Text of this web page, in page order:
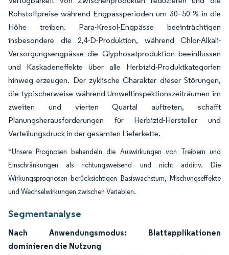
Rohstoffpreise während Engpassperioden um 30–50 % in die
Höhe treiben. Para-Kresol-Engpässe beeinträchtigen
insbesondere die 2,4-D-Produktion, während Chlor-Alkali-
Versorgungsengpässe die Glyphosatproduktion beeinflussen
und Kaskadeneffekte über alle Herbizid-Produktkategorien
hinweg erzeugen. Der zyklische Charakter dieser Störungen,
die typischerweise während Umweltinspektionszeiträumen im
zweiten und vierten Quartal auftreten, schafft
Planungsherausforderungen für Herbizid-Hersteller und
Verteilungsdruck in der gesamten Lieferkette.
*Unsere Prognosen behandeln die Auswirkungen von Treibern und
Einschränkungen als richtungsweisend und nicht additiv. Die
Wirkungsprognosen berücksichtigen Basiswachstum, Mischungseffekte
und Wechselwirkungen zwischen Variablen.
Segmentanalyse
Nach Anwendungsmodus: Blattapplikationen
dominieren die Nutzung